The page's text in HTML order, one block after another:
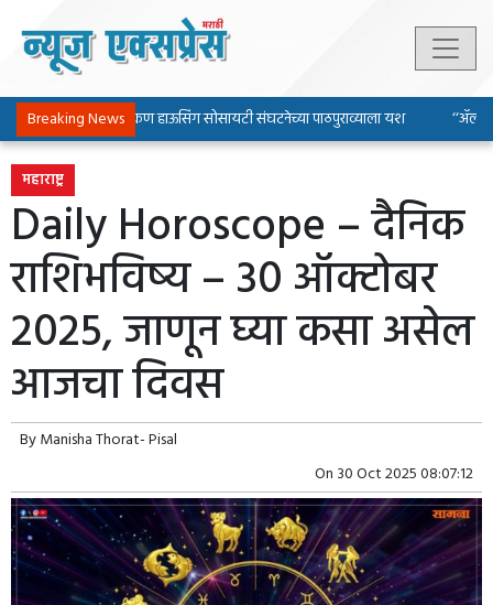
Breaking News
पिंपरी-चिंचवड चाकण हाऊसिंग सोसायटी संघटनेच्या पाठपुराव्याला यश
महाराष्ट्र
Daily Horoscope – दैनिक
राशिभविष्य – 30 ऑक्टोबर
2025, जाणून घ्या कसा असेल
आजचा दिवस
ByManisha Thorat- Pisal
On 30 Oct 2025 08:07:12